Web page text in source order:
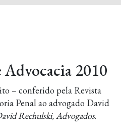
2010
– conferido pela Revista
Penal ao advogado David
Rechulski, Advogados.